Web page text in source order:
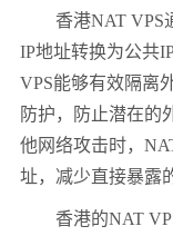
香港NAT VPS通
IP地址转换为公共
VPS能够有效隔离
防护，防止潜在的
他网络攻击时，
址，减少直接暴露
香港的NAT VPS